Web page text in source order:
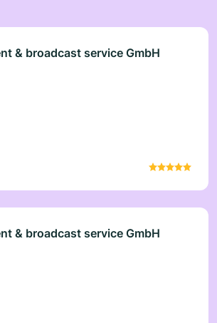
& broadcast service GmbH
& broadcast service GmbH